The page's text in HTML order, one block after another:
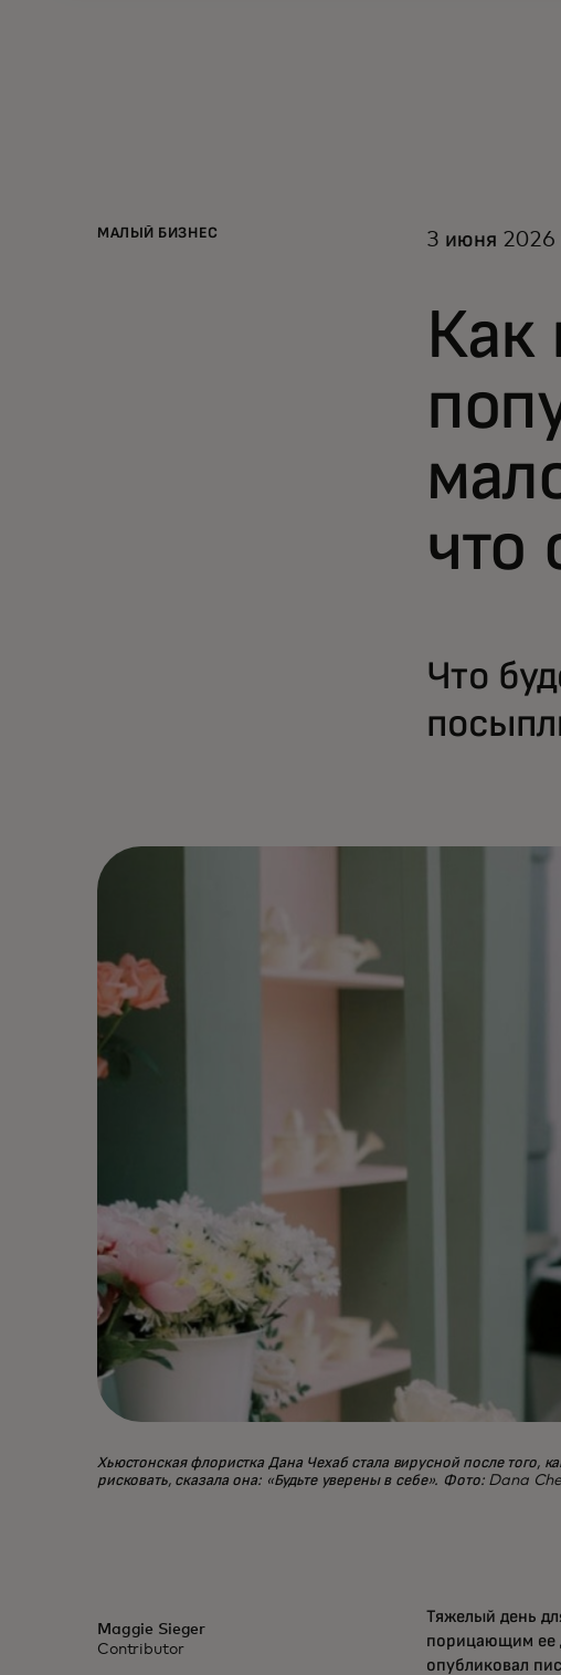
МАЛЫЙ БИЗНЕС 3 июня 2026
Как
что
Что
Хьюстонская флористка Дана Чехаб стала вирусной после того,
рисковать, сказала она: «Будьте уверены в себе». Фото: Dana
Maggie Sieger
Contributor
Тяжелый день
порицающим ее
опубликовал